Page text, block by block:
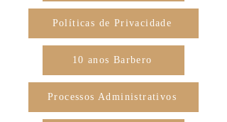
Políticas de Privacidade
10 anos Barbero
Processos Administrativos